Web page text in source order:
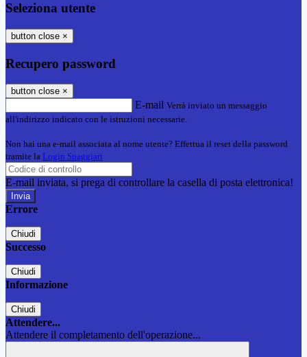
Seleziona utente
button close ×
Recupero password
button close ×
E-mail Verrà inviato un messaggio
all'indirizzo indicato con le istruzioni necessarie.
Non hai una e-mail associata al nome utente? Effettua il reset della password
tramite la Login Spaggiari
E-mail inviata, si prega di controllare la casella di posta elettronica!
Errore
Chiudi
Successo
Chiudi
Informazione
Chiudi
Attendere...
Attendere il completamento dell'operazione...